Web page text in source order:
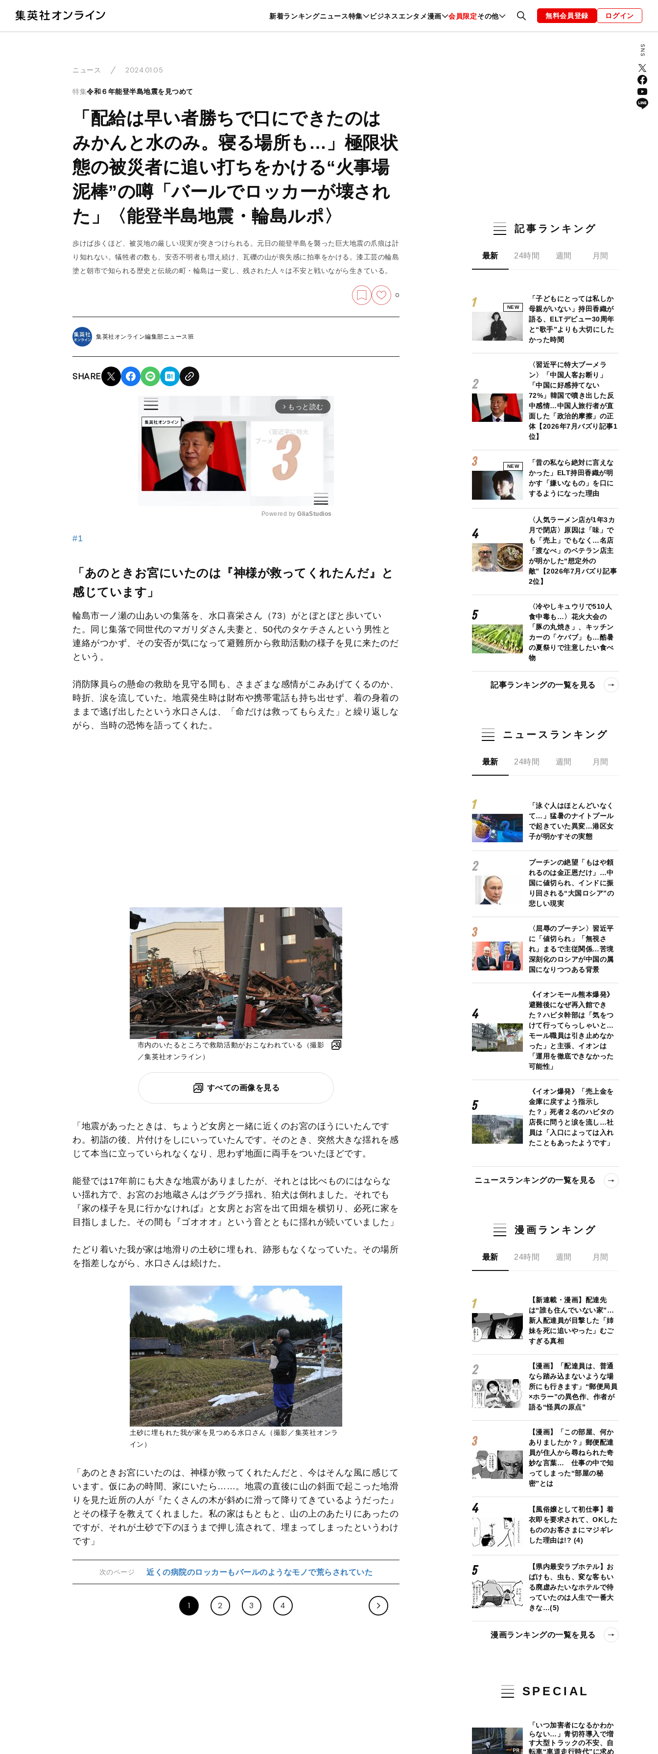
新着ランキングニュース特集 ビジネスエンタメ漫画 会員限定その他
暮らし スポーツ ヘルスケア 美容 グルメ ファッション 恋愛・結婚 編集部 お知らせ
無料会員登録 ログイン
ニュース 2024.01.05
特集令和６年能登半島地震を見つめて
「配給は早い者勝ちで口にできたのは
みかんと水のみ。寝る場所も…」極限状
態の被災者に追い打ちをかける“火事場
泥棒”の噂「バールでロッカーが壊され
た」〈能登半島地震・輪島ルポ〉
歩けば歩くほど、被災地の厳しい現実が突きつけられる。元日の能登半島を襲った巨大地震の爪痕は計
り知れない。犠牲者の数も、安否不明者も増え続け、瓦礫の山が喪失感に拍車をかける。漆工芸の輪島
塗と朝市で知られる歴史と伝統の町・輪島は一変し、残された人々は不安と戦いながら生きている。
0
集英社オンライン編集部ニュース班
SHARE
arrow_forward_ios もっと読む
t
Powered by GliaStudios
#1
「あのときお宮にいたのは『神様が救ってくれたんだ』と
感じています」
輪島市一ノ瀬の山あいの集落を、水口喜栄さん（73）がとぼとぼと歩いてい
た。同じ集落で同世代のマガリダさん夫妻と、50代のタケチさんという男性と
連絡がつかず、その安否が気になって避難所から救助活動の様子を見に来たのだ
という。
消防隊員らの懸命の救助を見守る間も、さまざまな感情がこみあげてくるのか、
時折、涙を流していた。地震発生時は財布や携帯電話も持ち出せず、着の身着の
ままで逃げ出したという水口さんは、「命だけは救ってもらえた」と繰り返しな
がら、当時の恐怖を語ってくれた。
市内のいたるところで救助活動がおこなわれている（撮影
／集英社オンライン）
すべての画像を見る
「地震があったときは、ちょうど女房と一緒に近くのお宮のほうにいたんです
わ。初詣の後、片付けをしにいっていたんです。そのとき、突然大きな揺れを感
じて本当に立っていられなくなり、思わず地面に両手をついたほどです。
能登では17年前にも大きな地震がありましたが、それとは比べものにはならな
い揺れ方で、お宮のお地蔵さんはグラグラ揺れ、狛犬は倒れました。それでも
『家の様子を見に行かなければ』と女房とお宮を出て田畑を横切り、必死に家を
目指しました。その間も『ゴオオオ』という音とともに揺れが続いていました」
たどり着いた我が家は地滑りの土砂に埋もれ、跡形もなくなっていた。その場所
を指差しながら、水口さんは続けた。
土砂に埋もれた我が家を見つめる水口さん（撮影／集英社オンラ
イン）
「あのときお宮にいたのは、神様が救ってくれたんだと、今はそんな風に感じて
います。仮にあの時間、家にいたら……。地震の直後に山の斜面で起こった地滑
りを見た近所の人が『たくさんの木が斜めに滑って降りてきているようだった』
とその様子を教えてくれました。私の家はもともと、山の上のあたりにあったの
ですが、それが土砂で下のほうまで押し流されて、埋まってしまったというわけ
です」
次のページ 近くの病院のロッカーもバールのようなモノで荒らされていた
1 2 3 4
記事ランキング
最新 24時間 週間 月間
NEW
「子どもにとっては私しか
母親がいない」持田香織が
語る、ELTデビュー30周年
と“歌手”よりも大切にした
かった時間
〈習近平に特大ブーメラ
ン〉「中国人客お断り」
「中国に好感持てない
72%」韓国で噴き出した反
中感情…中国人旅行者が直
面した「政治的摩擦」の正
体【2026年7月バズり記事1
位】
NEW
「昔の私なら絶対に言えな
かった」ELT持田香織が明
かす「嫌いなもの」を口に
するようになった理由
〈人気ラーメン店が1年3カ
月で閉店〉原因は「味」で
も「売上」でもなく…名店
「渡なべ」のベテラン店主
が明かした“想定外の
敵”【2026年7月バズり記事
2位】
〈冷やしキュウリで510人
食中毒も…〉花火大会の
「豚の丸焼き」、キッチン
カーの「ケバブ」も…酷暑
の夏祭りで注意したい食べ
物
記事ランキングの一覧を見る
ニュースランキング
最新 24時間 週間 月間
「泳ぐ人はほとんどいなく
て…」猛暑のナイトプール
で起きていた異変…港区女
子が明かすその実態
プーチンの絶望「もはや頼
れるのは金正恩だけ」…中
国に値切られ、インドに振
り回される“大国ロシア”の
悲しい現実
〈屈辱のプーチン〉習近平
に「値切られ」「無視さ
れ」まるで主従関係…苦境
深刻化のロシアが中国の属
国になりつつある背景
《イオンモール熊本爆発》
避難後になぜ再入館でき
た？ハビタ幹部は「気をつ
けて行ってらっしゃいと…
モール職員は引き止めなか
った」と主張、イオンは
「運用を徹底できなかった
可能性」
《イオン爆発》「売上金を
金庫に戻すよう指示し
た？」死者２名のハビタの
店長に問うと涙を流し…社
員は「入口によっては入れ
たこともあったようです」
ニュースランキングの一覧を見る
漫画ランキング
最新 24時間 週間 月間
【新連載・漫画】配達先
は“誰も住んでいない家”…
新人配達員が目撃した「姉
妹を死に追いやった」むご
すぎる真相
【漫画】「配達員は、普通
なら踏み込まないような場
所にも行きます」“郵便局員
×ホラー”の異色作、作者が
語る“怪異の原点”
【漫画】「この部屋、何か
ありましたか？」郵便配達
員が住人から尋ねられた奇
妙な言葉… 仕事の中で知
ってしまった“部屋の秘
密”とは
【風俗嬢として初仕事】着
衣即を要求されて、OKした
もののお客さまにマジギレ
した理由は!? (4)
【県内最安ラブホテル】お
ばけも、虫も、変な客もい
る廃虚みたいなホテルで待
っていたのは人生で一番大
きな…(5)
漫画ランキングの一覧を見る
SPECIAL
「いつ加害者になるかわか
らない…」青切符導入で増
す大型トラックの不安、自
転車“車道走行時代”に求め